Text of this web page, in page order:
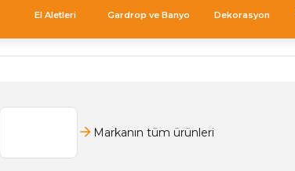
El Aletleri Gardrop ve Banyo Dekorasyon
Markanın tüm ürünleri